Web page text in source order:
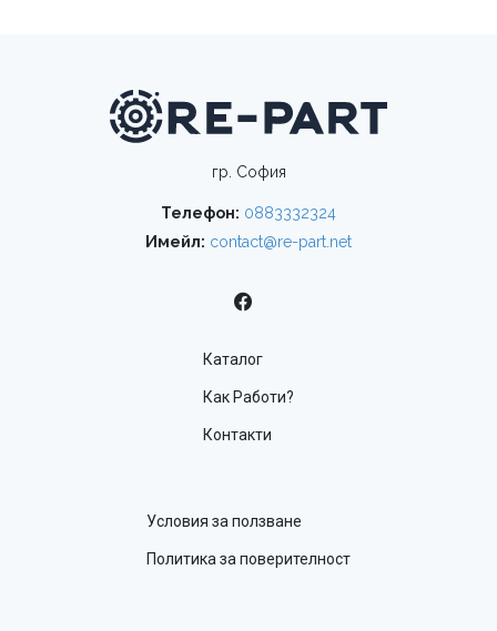
гр. София
Телефон: 0883332324
Имейл: contact@re-part.net
Каталог
Как Работи?
Контакти
Условия за ползване
Политика за поверителност